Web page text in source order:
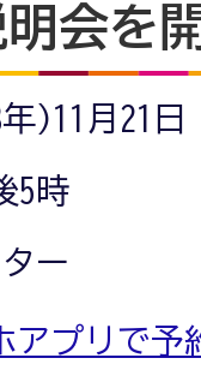
会を
)11月21日
5時
ー
アプリで予